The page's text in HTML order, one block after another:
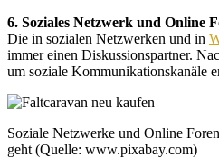
6. Soziales Netzwerk und Online
Die in sozialen Netzwerken und in
immer einen Diskussionspartner.
um soziale Kommunikationskanäle
Soziale Netzwerke und Online
geht (Quelle: www.pixabay.com)